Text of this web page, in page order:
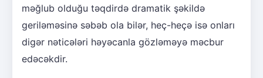
məğlub olduğu təqdirdə dramatik şəkildə
geriləməsinə səbəb ola bilər, heç-heçə isə onları
digər nəticələri həyəcanla gözləməyə məcbur
edəcəkdir.